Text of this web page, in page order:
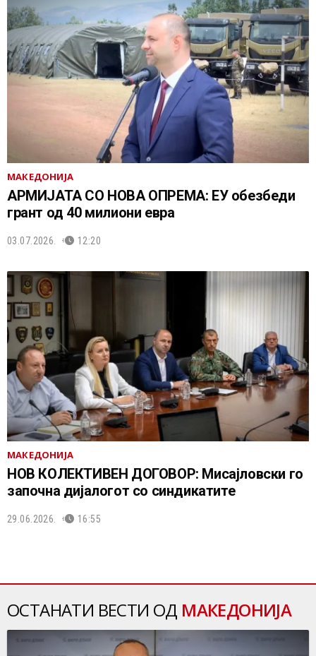
МАКЕДОНИЈА
АРМИЈАТА СО НОВА ОПРЕМА: ЕУ обезбеди
грант од 40 милиони евра
03.07.2026. 12:20
МАКЕДОНИЈА
НОВ КОЛЕКТИВЕН ДОГОВОР: Мисајловски го
започна дијалогот со синдикатите
29.06.2026. 16:55
ОСТАНАТИ ВЕСТИ ОД МАКЕДОНИЈА